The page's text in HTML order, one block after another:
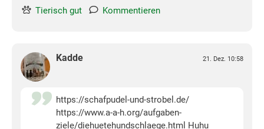
Tierisch gut Kommentieren
Kadde 21. Dez. 10:58
https://schafpudel-und-strobel.de/
https://www.a-a-h.org/aufgaben-
ziele/diehuetehundschlaege.html Huhu